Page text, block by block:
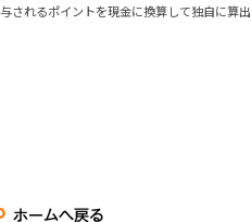
されるポイントを現金に換算して独自に算出